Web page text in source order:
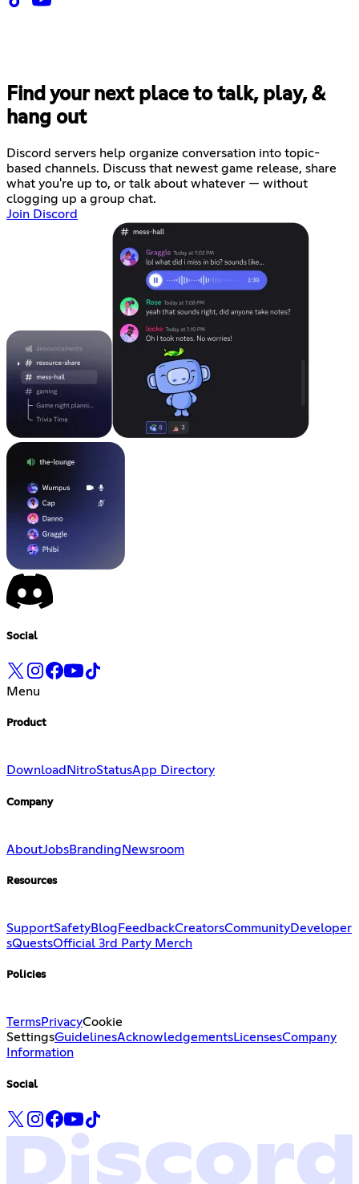
Find your next place to talk, play, &
hang out
Discord servers help organize conversation into topic-
based channels. Discuss that newest game release, share
what you're up to, or talk about whatever — without
clogging up a group chat.
Join Discord
Social
Menu
Product
Download NitroStatusApp Directory
Company
AboutJobsBranding Newsroom
Resources
SupportSafetyBlog FeedbackCreatorsCommunityDeveloper
sQuestsOfficial 3rd Party Merch
Policies
TermsPrivacyCookie
SettingsGuidelinesAcknowledgementsLicensesCompany
Information
Social